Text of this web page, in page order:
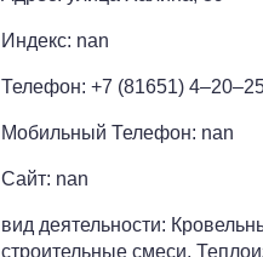
Индекс: nan
Телефон: +7 (81651)
Мобильный Телефон: nan
Сайт: nan
вид деятельности:
строительные смеси,